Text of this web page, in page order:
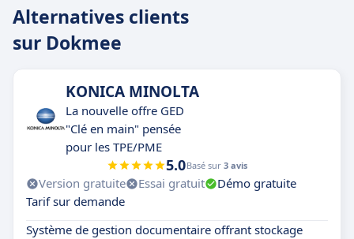
Alternatives clients
sur Dokmee
KONICA MINOLTA
La nouvelle offre GED
"Clé en main" pensée
pour les TPE/PME
5.0Basé sur 3 avis
Version gratuite Essai gratuit
Démo gratuite
Tarif sur demande
Système de gestion documentaire offrant stockage